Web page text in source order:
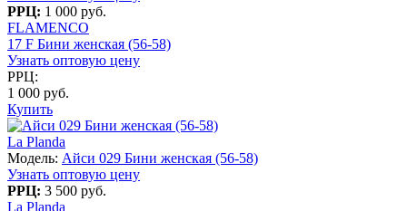
РРЦ: 1 000 руб.
FLAMENCO
17 F Бини женская (56-58)
Узнать оптовую цену
РРЦ:
1 000 руб.
Купить
La Planda
Модель: Айси 029 Бини женская (56-58)
Узнать оптовую цену
РРЦ: 3 500 руб.
La Planda